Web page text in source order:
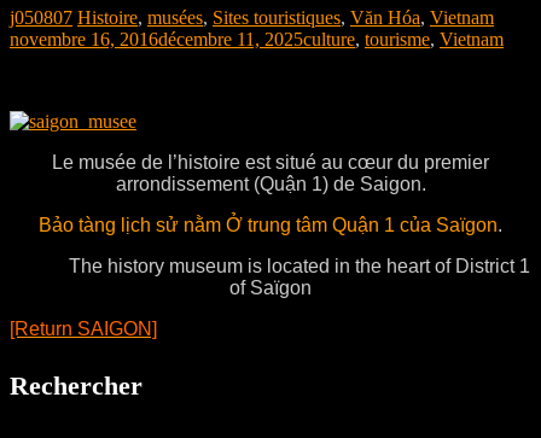
j050807 Histoire, musées, Sites touristiques, Văn Hóa, Vietnam
novembre 16, 2016décembre 11, 2025culture, tourisme, Vietnam
Le musée de l’histoire est situé au cœur du premier
arrondissement (Quận 1) de Saigon.
Bảo tàng lịch sử nằm Ở trung tâm Quận 1 của Saïgon.
The history museum is located in the heart of District 1
of Saïgon
[Return SAIGON]
Rechercher